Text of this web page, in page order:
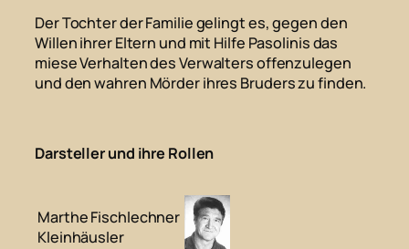
Der Tochter der Familie gelingt es, gegen den
Willen ihrer Eltern und mit Hilfe Pasolinis das
miese Verhalten des Verwalters offenzulegen
und den wahren Mörder ihres Bruders zu finden.
Darsteller und ihre Rollen
Marthe Fischlechner
Kleinhäusler